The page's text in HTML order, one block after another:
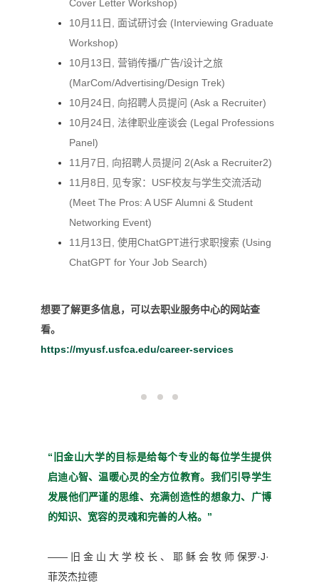
Cover Letter Workshop)
10月11日, 面试研讨会 (Interviewing Graduate
Workshop)
10月13日, 营销传播/广告/设计之旅
(MarCom/Advertising/Design Trek)
10月24日, 向招聘人员提问 (Ask a Recruiter)
10月24日, 法律职业座谈会 (Legal Professions
Panel)
11月7日, 向招聘人员提问 2(Ask a Recruiter2)
11月8日, 见专家：USF校友与学生交流活动
(Meet The Pros: A USF Alumni & Student
Networking Event)
11月13日, 使用ChatGPT进行求职搜索 (Using
ChatGPT for Your Job Search)
想要了解更多信息，可以去职业服务中心的网站查
看。
https://myusf.usfca.edu/career-services
“旧金山大学的目标是给每个专业的每位学生提供
启迪心智、温暖心灵的全方位教育。 我们引导学生
发展他们严谨的思维、充满创造性的想象力、广博
的知识、宽容的灵魂和完善的人格。”
—— 旧 金 山 大 学 校 长 、 耶 稣 会 牧 师 保罗·J·
菲茨杰拉德